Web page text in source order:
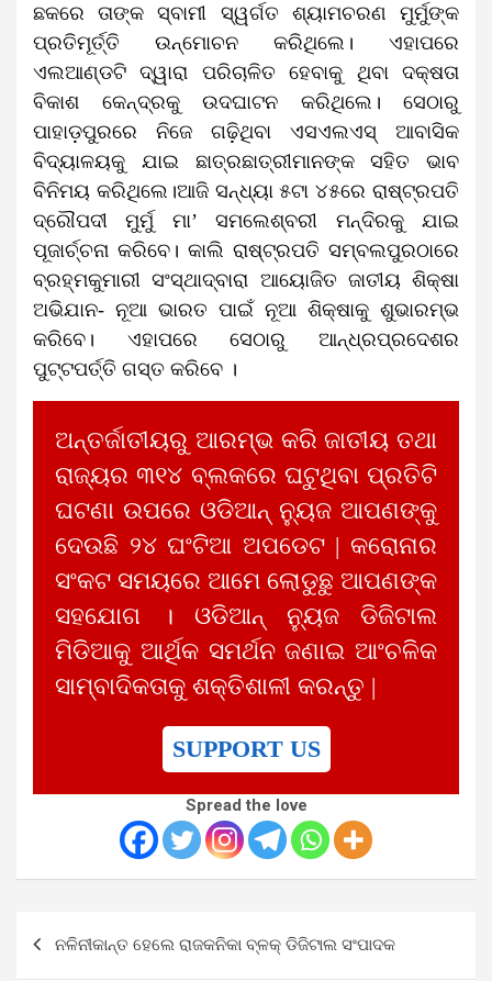
ଛକରେ ତାଙ୍କ ସ୍ବାମୀ ସ୍ୱର୍ଗତ ଶ୍ୟାମଚରଣ ମୁର୍ମୁଙ୍କ
ପ୍ରତିମୂର୍ତ୍ତି ଉନ୍ମୋଚନ କରିଥିଲେ। ଏହାପରେ
ଏଲଆଣ୍ଡଟି ଦ୍ୱାରା ପରିଚାଳିତ ହେବାକୁ ଥିବା ଦକ୍ଷତା
ବିକାଶ କେନ୍ଦ୍ରକୁ ଉଦଘାଟନ କରିଥିଲେ। ସେଠାରୁ
ପାହାଡ଼ପୁରରେ ନିଜେ ଗଢ଼ିଥିବା ଏସଏଲଏସ୍ ଆବାସିକ
ବିଦ୍ୟାଳୟକୁ ଯାଇ ଛାତ୍ରଛାତ୍ରୀମାନଙ୍କ ସହିତ ଭାବ
ବିନିମୟ କରିଥିଲେ।ଆଜି ସନ୍ଧ୍ୟା ୫ଟା ୪୫ରେ ରାଷ୍ଟ୍ରପତି
ଦ୍ରୌପଦୀ ମୁର୍ମୁ ମା’ ସମଲେଶ୍ବରୀ ମନ୍ଦିରକୁ ଯାଇ
ପୂଜାର୍ଚ୍ଚନା କରିବେ। କାଲି ରାଷ୍ଟ୍ରପତି ସମ୍ବଲପୁରଠାରେ
ବ୍ରହ୍ମକୁମାରୀ ସଂସ୍ଥାଦ୍ବାରା ଆୟୋଜିତ ଜାତୀୟ ଶିକ୍ଷା
ଅଭିଯାନ- ନୂଆ ଭାରତ ପାଇଁ ନୂଆ ଶିକ୍ଷାକୁ ଶୁଭାରମ୍ଭ
କରିବେ। ଏହାପରେ ସେଠାରୁ ଆନ୍ଧ୍ରପ୍ରଦେଶର
ପୁଟ୍ଟପର୍ତ୍ତି ଗସ୍ତ କରିବେ ।
ଅନ୍ତର୍ଜାତୀୟରୁ ଆରମ୍ଭ କରି ଜାତୀୟ ତଥା
ରାଜ୍ୟର ୩୧୪ ବ୍ଲକରେ ଘଟୁଥିବା ପ୍ରତିଟି
ଘଟଣା ଉପରେ ଓଡିଆନ୍ ନ୍ୟୁଜ ଆପଣଙ୍କୁ
ଦେଉଛି ୨୪ ଘଂଟିଆ ଅପଡେଟ | କରୋନାର
ସଂକଟ ସମୟରେ ଆମେ ଲୋଡୁଛୁ ଆପଣଙ୍କ
ସହଯୋଗ । ଓଡିଆନ୍ ନ୍ୟୁଜ ଡିଜିଟାଲ
ମିଡିଆକୁ ଆର୍ଥିକ ସମର୍ଥନ ଜଣାଇ ଆଂଚଳିକ
ସାମ୍ବାଦିକତାକୁ ଶକ୍ତିଶାଳୀ କରନ୍ତୁ |
SUPPORT US
Spread the love
navigation
ନଳିନୀକାନ୍ତ ହେଲେ ରାଜକନିକା ବ୍ଳକ୍ ଡିଜିଟାଲ ସଂପାଦକ